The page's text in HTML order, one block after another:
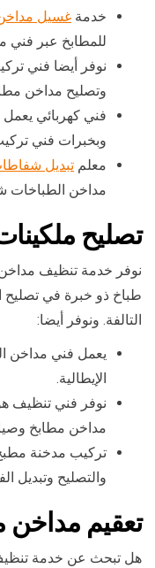
خدمة غسيل
للمطابخ عبر
نوفر أيضا فني
وتصليح مداخن
فني كهربائي
وبخبرات فني
معلم تبديل
مداخن الطباخات
تصليح
نوفر خدمة تنظيف
طباخ ذو خبرة في تصليح
التالفة. ونوفر أيضا:
يعمل فني مداخن
الإيطالية.
نوفر فني تنظيف
مداخن مطابخ
تركيب مدخنة
والتصليح وتبديل
تعقيم مداخن
هل تبحث عن خدمة